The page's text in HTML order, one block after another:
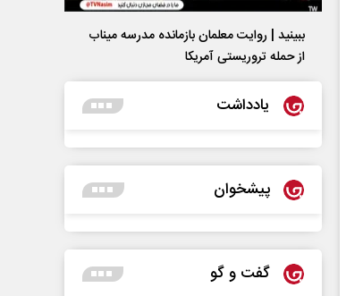
ببینید | روایت معلمان بازمانده مدرسه میناب
از حمله تروریستی آمریکا
یادداشت
پیشخوان
گفت و گو